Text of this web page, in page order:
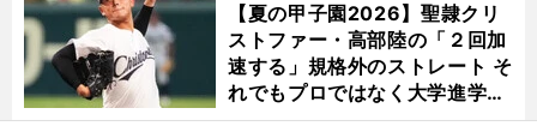
【夏の甲子園2026】聖隷クリ
ストファー・高部陸の「２回加
速する」規格外のストレート そ
れでもプロではなく大学進学を
選ぶ理由